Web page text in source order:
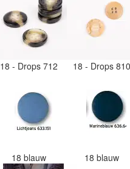
18 - Drops 712 18 - Drops
18 blauw 18 blauw